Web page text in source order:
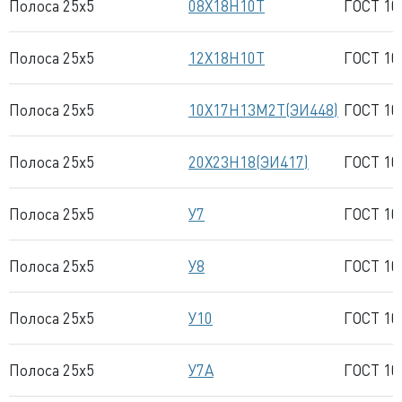
Полоса 25x5 08Х18Н10Т ГОСТ
Полоса 25x5 12Х18Н10Т ГОСТ
Полоса 25x5 10Х17Н13М2Т(ЭИ448) ГОСТ
Полоса 25x5 20Х23Н18(ЭИ417) ГОСТ
Полоса 25x5 У7 ГОСТ
Полоса 25x5 У8 ГОСТ
Полоса 25x5 У10 ГОСТ
Полоса 25x5 У7А ГОСТ